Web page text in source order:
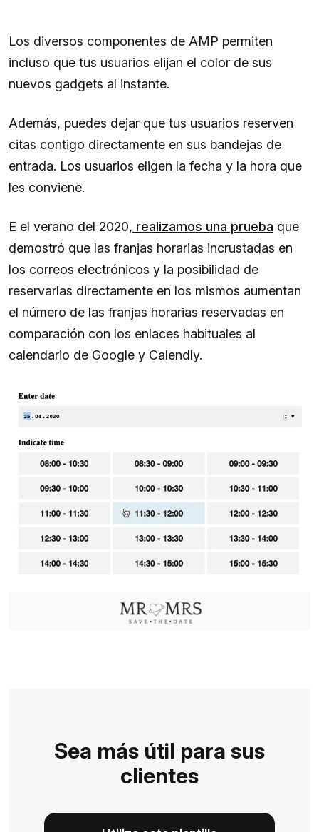
Los diversos componentes de AMP permiten
incluso que tus usuarios elijan el color de sus
nuevos gadgets al instante.
Además, puedes dejar que tus usuarios reserven
citas contigo directamente en sus bandejas de
entrada. Los usuarios eligen la fecha y la hora que
les conviene.
E el verano del 2020, realizamos una prueba que
demostró que las franjas horarias incrustadas en
los correos electrónicos y la posibilidad de
reservarlas directamente en los mismos aumentan
el número de las franjas horarias reservadas en
comparación con los enlaces habituales al
calendario de Google y Calendly.
Sea más útil para sus
clientes